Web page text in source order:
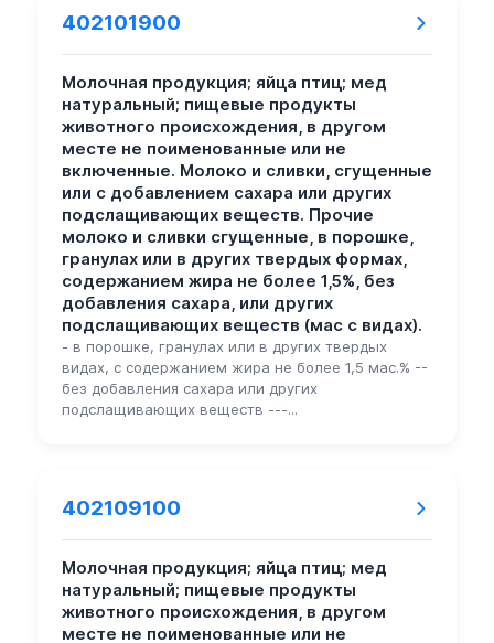
402101900
Молочная продукция; яйца птиц; мед
натуральный; пищевые продукты
животного происхождения, в другом
месте не поименованные или не
включенные. Молоко и сливки, сгущенные
или с добавлением сахара или других
подслащивающих веществ. Прочие
молоко и сливки сгущенные, в порошке,
гранулах или в других твердых формах,
содержанием жира не более 1,5%, без
добавления сахара, или других
подслащивающих веществ (мас с видах).
- в порошке, гранулах или в других твердых
видах, с содержанием жира не более 1,5 мас.% --
без добавления сахара или других
подслащивающих веществ ---...
402109100
Молочная продукция; яйца птиц; мед
натуральный; пищевые продукты
животного происхождения, в другом
месте не поименованные или не